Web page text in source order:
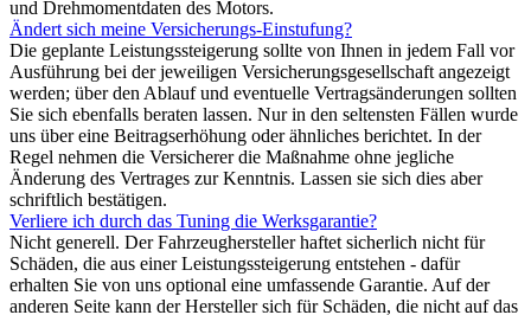
und Drehmomentdaten des Motors.
Ändert sich meine Versicherungs-Einstufung?
Die geplante Leistungssteigerung sollte von Ihnen in jedem Fall vor
Ausführung bei der jeweiligen Versicherungsgesellschaft angezeigt
werden; über den Ablauf und eventuelle Vertragsänderungen sollten
Sie sich ebenfalls beraten lassen. Nur in den seltensten Fällen wurde
uns über eine Beitragserhöhung oder ähnliches berichtet. In der
Regel nehmen die Versicherer die Maßnahme ohne jegliche
Änderung des Vertrages zur Kenntnis. Lassen sie sich dies aber
schriftlich bestätigen.
Verliere ich durch das Tuning die Werksgarantie?
Nicht generell. Der Fahrzeughersteller haftet sicherlich nicht für
Schäden, die aus einer Leistungssteigerung entstehen - dafür
erhalten Sie von uns optional eine umfassende Garantie. Auf der
anderen Seite kann der Hersteller sich für Schäden, die nicht auf das